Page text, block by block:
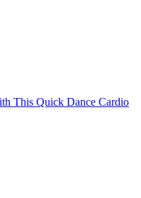
This Quick Dance Cardio